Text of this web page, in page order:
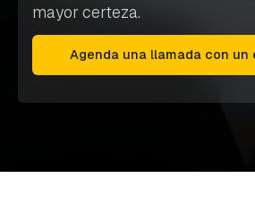
mayor certeza.
Agenda una llamada con